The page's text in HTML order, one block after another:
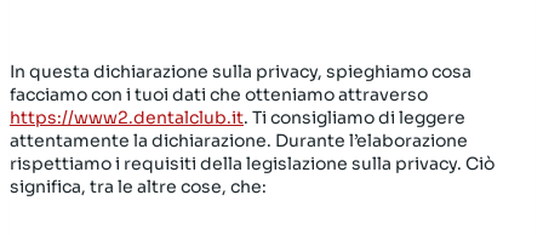
In questa dichiarazione sulla privacy, spieghiamo cosa
facciamo con i tuoi dati che otteniamo attraverso
https://www2.dentalclub.it. Ti consigliamo di leggere
attentamente la dichiarazione. Durante l’elaborazione
rispettiamo i requisiti della legislazione sulla privacy. Ciò
significa, tra le altre cose, che: